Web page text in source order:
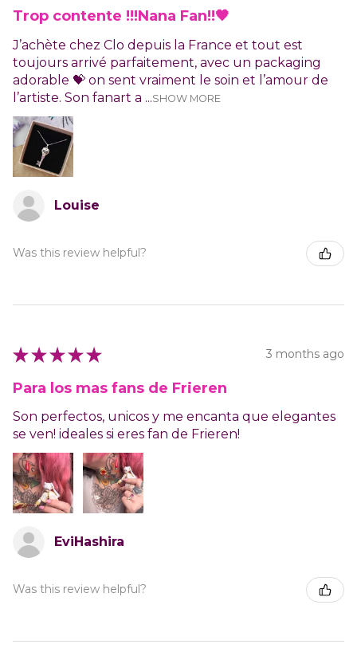
Trop contente !!!Nana Fan!!🖤
J’achète chez Clo depuis la France et tout est
toujours arrivé parfaitement, avec un packaging
adorable 💝 on sent vraiment le soin et l’amour de
l’artiste. Son fanart a ...SHOW MORE
Louise
Was this review helpful?
★ ★ ★ ★ ★ 3 months ago
Para los mas fans de Frieren
Son perfectos, unicos y me encanta que elegantes
se ven! ideales si eres fan de Frieren!
EviHashira
Was this review helpful?